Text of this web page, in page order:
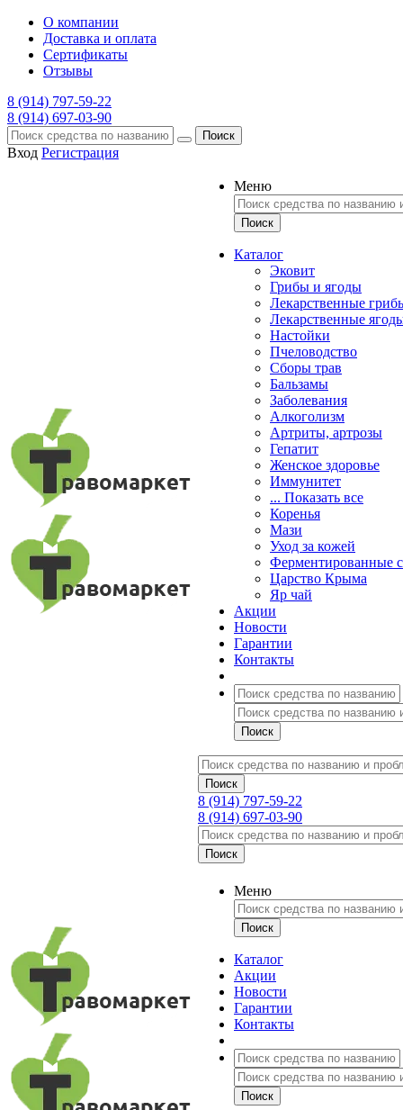
О компании
Доставка и оплата
Сертификаты
Отзывы
8 (914) 797-59-22
8 (914) 697-03-90
Поиск
Вход Регистрация
Меню
Каталог
Эковит
Грибы и ягоды
Лекарственные
Лекарственные
Настойки
Пчеловодство
Сборы трав
Бальзамы
Заболевания
Алкоголизм
Артриты, артрозы
Гепатит
Женское здоровье
Иммунитет
... Показать все
Коренья
Мази
Уход за кожей
Ферментированные
Царство Крыма
Яр чай
Акции
Новости
Гарантии
Контакты
8 (914) 797-59-22
8 (914) 697-03-90
Меню
Каталог
Акции
Новости
Гарантии
Контакты